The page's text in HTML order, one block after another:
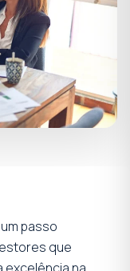
passo
que